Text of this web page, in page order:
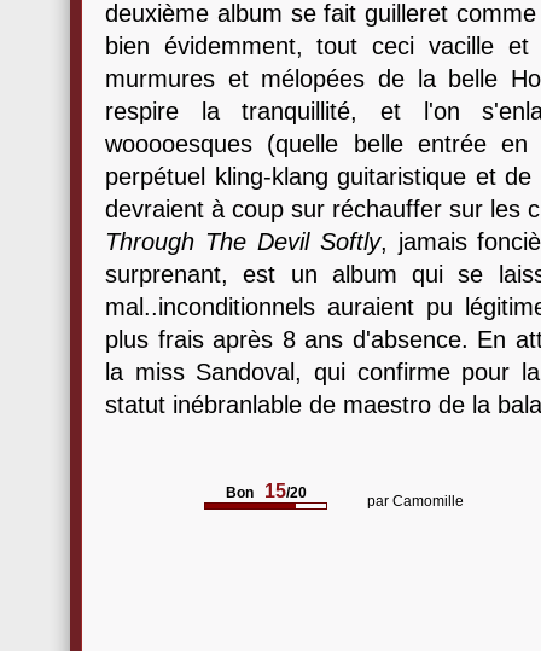
deuxième album se fait guilleret
bien évidemment, tout ceci vacille
murmures et mélopées de la belle
respire la tranquillité, et l'on
wooooesques (quelle belle entrée
perpétuel kling-klang guitaristique et
devraient à coup sur réchauffer sur les
Through The Devil Softly, jamais
surprenant, est un album qui se
mal..inconditionnels auraient pu
plus frais après 8 ans d'absence. En
la miss Sandoval, qui confirme pour
statut inébranlable de maestro de la
Bon 15/20 par Camomille